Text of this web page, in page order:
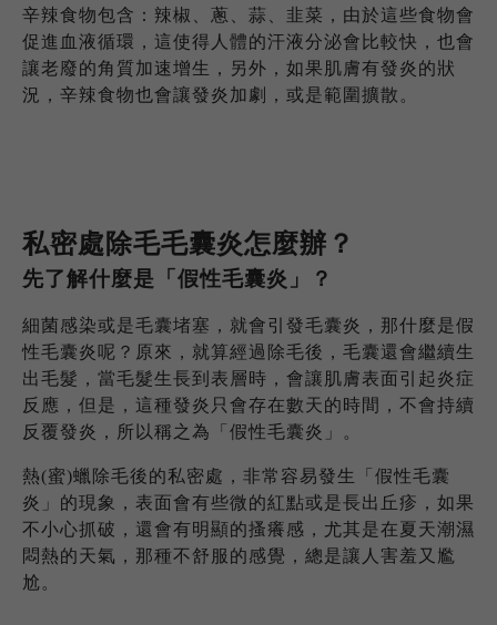
辛辣食物包含：辣椒、蔥、蒜、韭菜，由於這些食物會
促進血液循環，這使得人體的汗液分泌會比較快，也會
讓老廢的角質加速增生，另外，如果肌膚有發炎的狀
況，辛辣食物也會讓發炎加劇，或是範圍擴散。
私密處除毛毛囊炎怎麼辦 ？
先了解什麼是「假性毛囊炎」？
細菌感染或是毛囊堵塞，就會引發毛囊炎，那什麼是假
性毛囊炎呢？原來，就算經過除毛後，毛囊還會繼續生
出毛髮，當毛髮生長到表層時，會讓肌膚表面引起炎症
反應，但是，這種發炎只會存在數天的時間，不會持續
反覆發炎，所以稱之為「假性毛囊炎」。
熱(蜜)蠟除毛後的私密處，非常容易發生「假性毛囊
炎」的現象，表面會有些微的紅點或是長出丘疹，如果
不小心抓破，還會有明顯的搔癢感，尤其是在夏天潮濕
悶熱的天氣，那種不舒服的感覺，總是讓人害羞又尷
尬。